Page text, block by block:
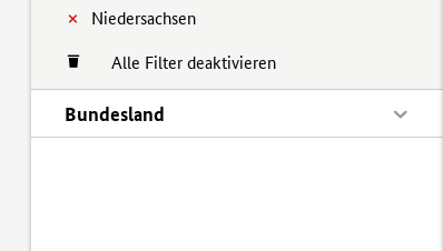
Niedersachsen
Alle Filter deaktivieren
Bundesland